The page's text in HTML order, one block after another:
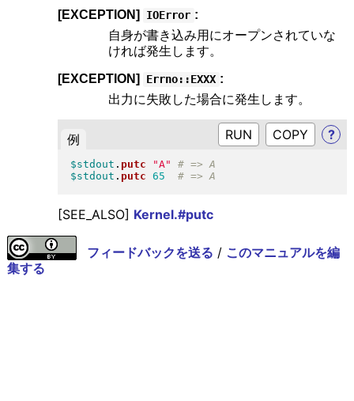
[EXCEPTION] IOError :
自身が書き込み用にオープンされていな
ければ発生します。
[EXCEPTION] Errno::EXXX :
出力に失敗した場合に発生します。
例 RUN ?
$stdout . putc "A"
$stdout . putc 65
[SEE_ALSO] Kernel.#putc
フィードバックを送る / このマニュアルを編
集する